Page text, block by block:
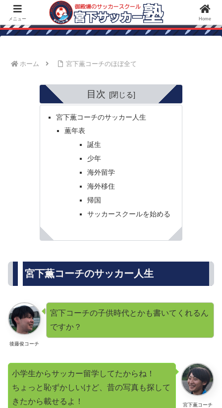
御殿場のサッカースクールなら！御殿場の宮下サッカー塾は、スクール専門な
ので他チーム、部活と併用してご利用いただけます。
ホーム 宮下薫コーチのほぼ全て
目次
宮下薫コーチのサッカー人生
薫年表
誕生
少年
海外留学
海外移住
帰国
サッカースクールを始める
宮下薫コーチのサッカー人生
後藤俊コーチ
宮下コーチの子供時代とかも書いてくれるん
ですか？
宮下薫コーチ
小学生からサッカー留学してたからね！
ちょっと恥ずかしいけど、昔の写真も探して
きたから載せるよ！
メニュー Home